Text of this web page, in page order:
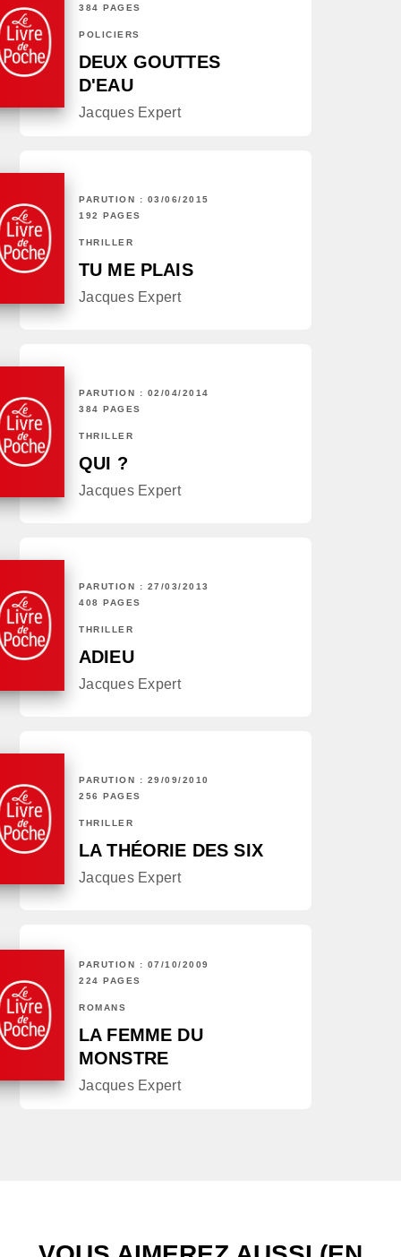
384 PAGES
POLICIERS
DEUX GOUTTES
D'EAU
Jacques Expert
PARUTION : 03/06/2015
192 PAGES
THRILLER
TU ME PLAIS
Jacques Expert
PARUTION : 02/04/2014
384 PAGES
THRILLER
QUI ?
Jacques Expert
PARUTION : 27/03/2013
408 PAGES
THRILLER
ADIEU
Jacques Expert
PARUTION : 29/09/2010
256 PAGES
THRILLER
LA THÉORIE DES SIX
Jacques Expert
PARUTION : 07/10/2009
224 PAGES
ROMANS
LA FEMME DU
MONSTRE
Jacques Expert